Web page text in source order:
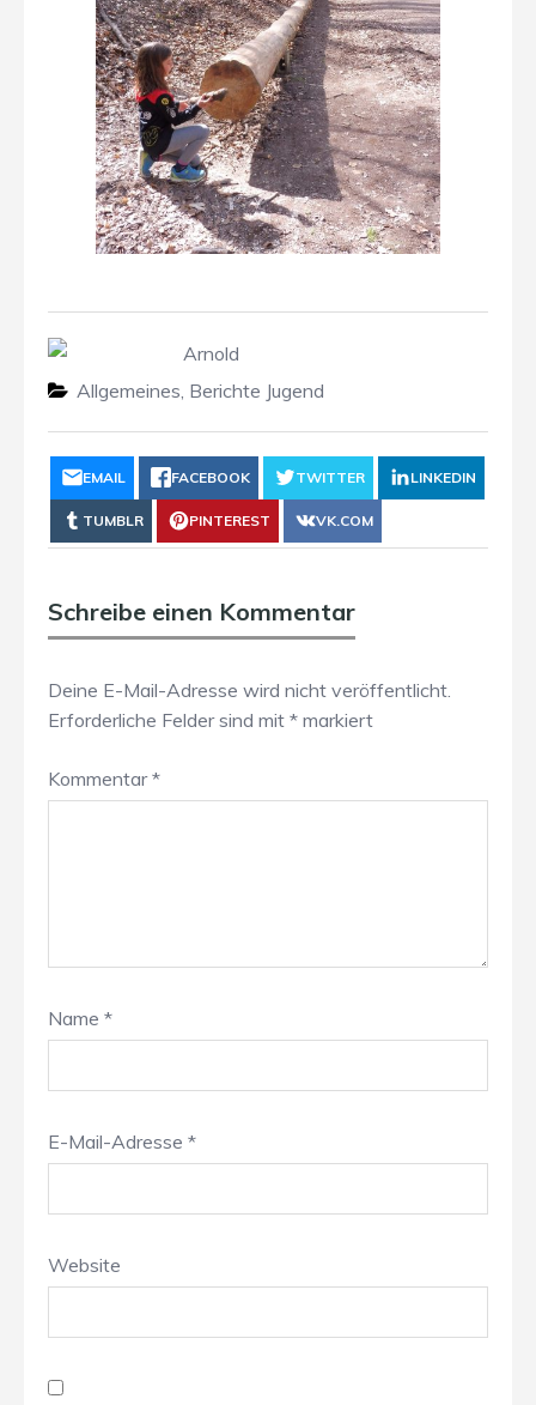
Arnold
Allgemeines Berichte Jugend
EMAIL FACEBOOK TWITTER LINKEDIN
TUMBLR PINTEREST VK.COM
Schreibe einen Kommentar
Deine E-Mail-Adresse wird nicht veröffentlicht.
Erforderliche Felder sind mit * markiert
Kommentar*
Name *
E-Mail-Adresse *
Website